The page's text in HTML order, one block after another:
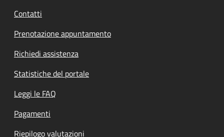
Contatti
Prenotazione appuntamento
Richiedi assistenza
Statistiche del portale
Leggi le FAQ
Pagamenti
Riepilogo valutazioni